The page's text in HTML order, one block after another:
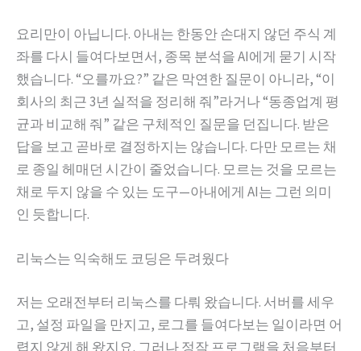
요리만이 아닙니다. 아내는 한동안 손대지 않던 주식 계
좌를 다시 들여다보면서, 종목 분석을 AI에게 묻기 시작
했습니다. “오를까요?” 같은 막연한 질문이 아니라, “이
회사의 최근 3년 실적을 정리해 줘”라거나 “동종업계 평
균과 비교해 줘” 같은 구체적인 질문을 던집니다. 받은
답을 보고 곧바로 결정하지는 않습니다. 다만 모르는 채
로 종일 헤매던 시간이 줄었습니다. 모르는 것을 모르는
채로 두지 않을 수 있는 도구—아내에게 AI는 그런 의미
인 듯합니다.
리눅스는 익숙해도 코딩은 두려웠다
저는 오래전부터 리눅스를 다뤄 왔습니다. 서버를 세우
고, 설정 파일을 만지고, 로그를 들여다보는 일이라면 어
렵지 않게 해 왔지요. 그러나 정작 프로그램을 처음부터